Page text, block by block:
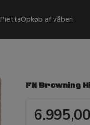
PiettaOpkøb af våben
FN Browning
6.995,00